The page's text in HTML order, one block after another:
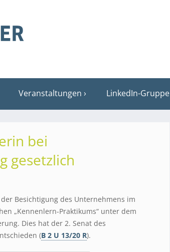
Veranstaltungen LinkedIn-Gruppe
bei
gesetzlich
Besichtigung des Unternehmens im
„Kennenlern-Praktikums“ unter dem
Dies hat der 2. Senat des
(B 2 U 13/20 R).